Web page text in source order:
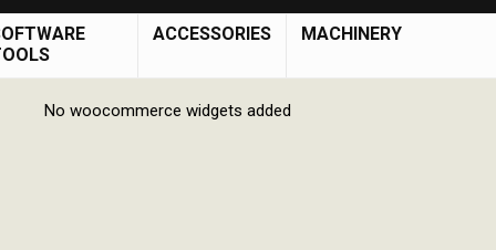
ACCESSORIES MACHINERY
No woocommerce widgets added